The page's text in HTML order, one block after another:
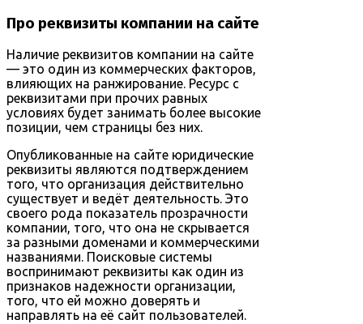
Про реквизиты компании на сайте
Наличие реквизитов компании на сайте
— это один из коммерческих факторов,
влияющих на ранжирование. Ресурс с
реквизитами при прочих равных
условиях будет занимать более высокие
позиции, чем страницы без них.
Опубликованные на сайте юридические
реквизиты являются подтверждением
того, что организация действительно
существует и ведёт деятельность. Это
своего рода показатель прозрачности
компании, того, что она не скрывается
за разными доменами и коммерческими
названиями. Поисковые системы
воспринимают реквизиты как один из
признаков надежности организации,
того, что ей можно доверять и
направлять на её сайт пользователей.